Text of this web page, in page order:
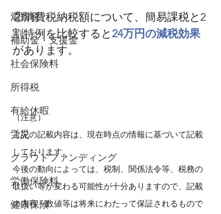
消費税
補助金・支援金
社会保険料
所得税
有給休暇
労災
クラウドファンディング
労働保険料
健康保険
②消費税納税額について、簡易課税と2
割特例を比較すると24万円の減税効果
があります。
（注意）
上記の記載内容は、現在時点の情報に基づいて記載
しております。
今後の動向によっては、税制、関係法令等、税務の
取扱い等が変わる可能性が十分ありますので、記載
の内容・数値等は将来にわたって保証されるもので